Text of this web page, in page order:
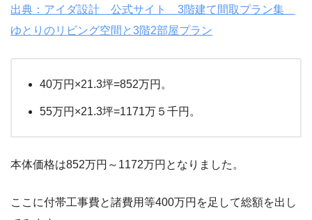
出典：アイダ設計 公式サイト 3階建て間取プラン集
ゆとりのリビング空間と3階2部屋プラン
40万円×21.3坪=852万円。
55万円×21.3坪=1171万５千円。
本体価格は852万円～1172万円となりました。
ここに付帯工事費と諸費用等400万円を足して総額を出し